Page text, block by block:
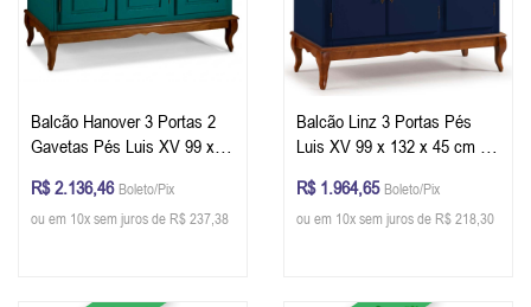
Balcão Hanover 3 Portas 2
Gavetas Pés Luis XV 99 x
Verde Musgo - Imbuia Glazer
R$ 2.136,46 Boleto/Pix
ou em 10x sem juros de R$ 237,38
Balcão Linz 3 Portas Pés
Luis XV 99 x 132 x 45 cm (A
Imbuia Glazer
R$ 1.964,65 Boleto/Pix
ou em 10x sem juros de R$ 218,30